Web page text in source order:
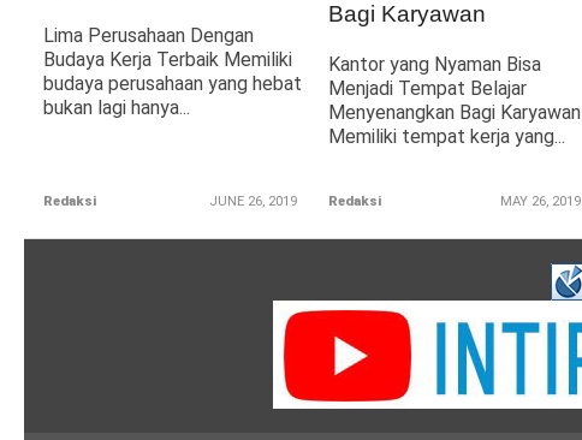
Lima Perusahaan Dengan
Budaya Kerja Terbaik Memiliki
budaya perusahaan yang hebat
bukan lagi hanya...
Redaksi JUNE 26, 2019
Bagi Karyawan
Kantor yang Nyaman Bisa
Menjadi Tempat Belajar
Menyenangkan Bagi Karyawan
Memiliki tempat kerja yang...
Redaksi MAY 26, 2019